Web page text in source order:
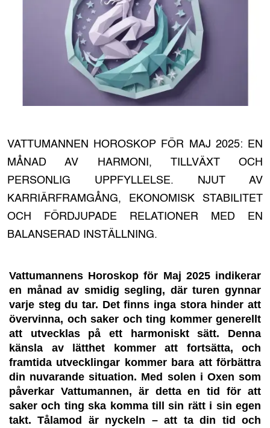
VATTUMANNEN HOROSKOP FÖR MAJ 2025: EN
MÅNAD AV HARMONI, TILLVÄXT OCH
PERSONLIG UPPFYLLELSE. NJUT AV
KARRIÄRFRAMGÅNG, EKONOMISK STABILITET
OCH FÖRDJUPADE RELATIONER MED EN
BALANSERAD INSTÄLLNING.
Vattumannens Horoskop för Maj 2025 indikerar
en månad av smidig segling, där turen gynnar
varje steg du tar. Det finns inga stora hinder att
övervinna, och saker och ting kommer generellt
att utvecklas på ett harmoniskt sätt. Denna
känsla av lätthet kommer att fortsätta, och
framtida utvecklingar kommer bara att förbättra
din nuvarande situation. Med solen i Oxen som
påverkar Vattumannen, är detta en tid för att
saker och ting ska komma till sin rätt i sin egen
takt. Tålamod är nyckeln – att ta din tid och